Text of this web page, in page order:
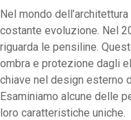
Nel mondo
costante evoluzione. Nel
riguarda le pensiline.
ombra e protezione dagli
chiave nel design esterno
Esaminiamo alcune delle
loro caratteristiche uniche.